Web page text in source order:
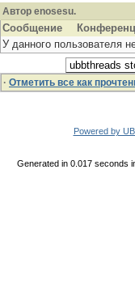
Автор enosesu.
Сообщение
У данного пользователя
· Отметить все как
Powered by
Generated in 0.017 seconds